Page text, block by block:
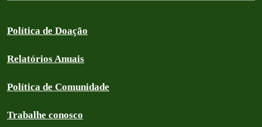
Política de Doação
Relatórios Anuais
Política de Comunidade
Trabalhe conosco